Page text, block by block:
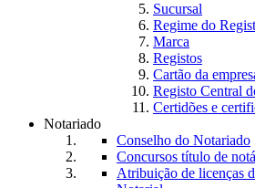
Sucursal
Regime do
Marca
Registos
Cartão da
Registo Central
Certidões e
Notariado
Conselho do Notariado
Concursos título de
Atribuição de licenças